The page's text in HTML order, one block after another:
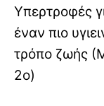
Υπερτροφές
έναν πιο
τρόπο ζωής
2ο)